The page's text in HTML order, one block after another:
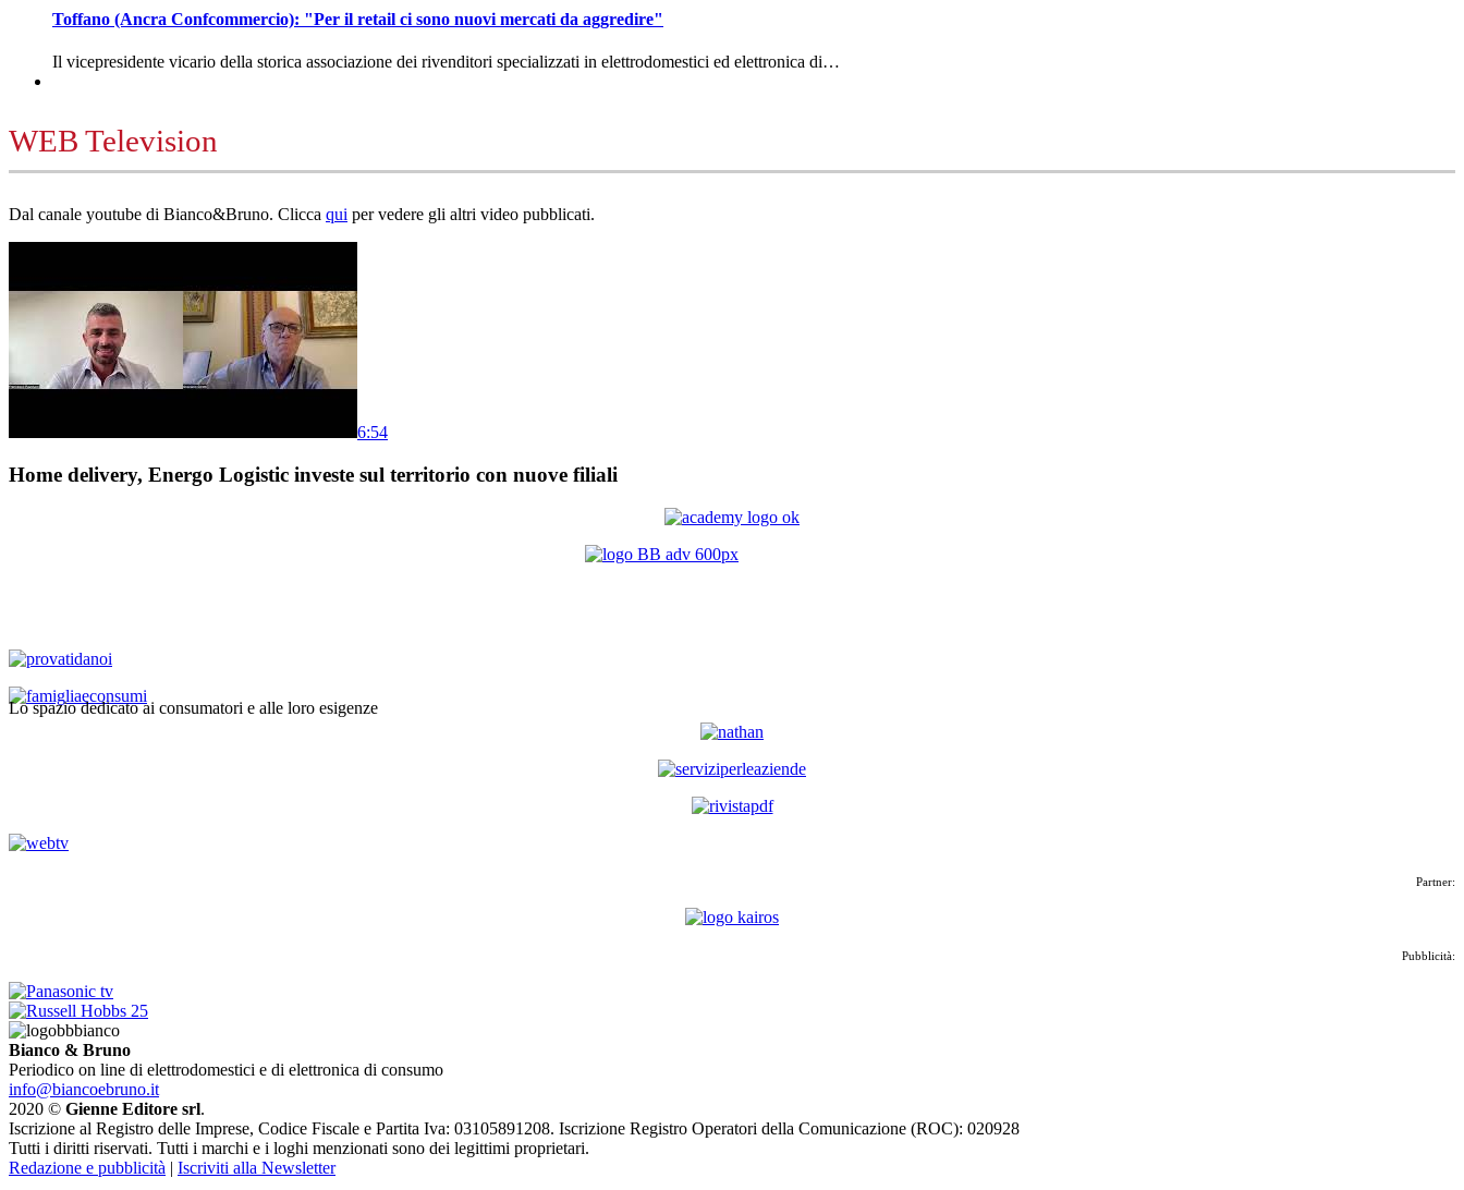
Toffano (Ancra Confcommercio): "Per il retail ci sono nuovi mercati da aggredire"
Il vicepresidente vicario della storica associazione dei rivenditori specializzati in elettrodomestici ed elettronica di…
WEB Television
Dal canale youtube di Bianco&Bruno. Clicca qui per vedere gli altri video pubblicati.
6:54
Home delivery, Energo Logistic investe sul territorio con nuove filiali
Lo spazio dedicato ai consumatori e alle loro esigenze
Partner:
Pubblicità:
Bianco & Bruno
Periodico on line di elettrodomestici e di elettronica di consumo
info@biancoebruno.it
2020 © Gienne Editore srl.
Iscrizione al Registro delle Imprese, Codice Fiscale e Partita Iva: 03105891208. Iscrizione Registro Operatori della Comunicazione (ROC): 020928
Tutti i diritti riservati. Tutti i marchi e i loghi menzionati sono dei legittimi proprietari.
Redazione e pubblicità | Iscriviti alla Newsletter